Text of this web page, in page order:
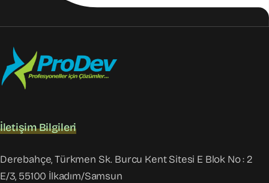
İletişim Bilgileri
Derebahçe, Türkmen Sk. Burcu Kent Sitesi E Blok No : 2
E/3, 55100 İlkadım/Samsun